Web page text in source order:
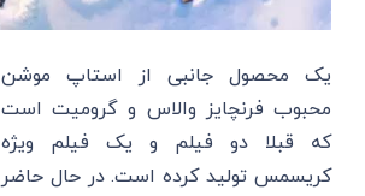
یک محصول جانبی از استاپ موشن
محبوب فرنچایز والاس و گرومیت است
که قبلا دو فیلم و یک فیلم ویژه
کریسمس تولید کرده است. در حال حاضر